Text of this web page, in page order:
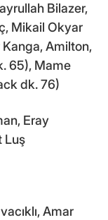
Bilazer,
Mikail Okyar
Amilton,
65), Mame
dk. 76)
Eray
Luş
Amar